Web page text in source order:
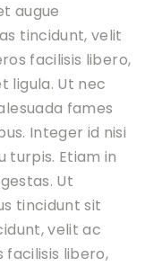
augue
tincidunt, velit
facilisis libero,
ligula. Ut nec
fames
Integer id nisi
turpis. Etiam in
Ut
tincidunt sit
velit ac
libero,